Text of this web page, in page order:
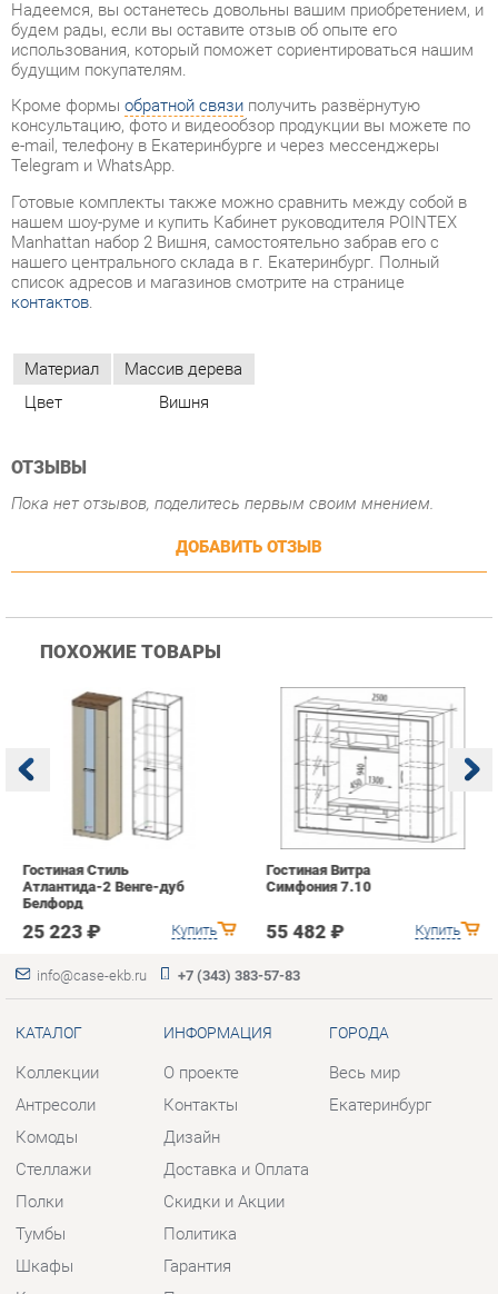
консультацию, фото и видеообзор продукции вы можете по
e-mail, телефону в Екатеринбурге и через мессенджеры
Telegram и WhatsApp.
нашем шоу-руме и купить Кабинет руководителя POINTEX
Manhattan набор 2 Вишня, самостоятельно забрав его с
нашего центрального склада в г. Екатеринбург. Полный
список адресов и магазинов смотрите на странице
Материал
Массив дерева
Цвет
Вишня
Пока нет отзывов, поделитесь первым своим мнением.
ПОХОЖИЕ ТОВАРЫ
Атлантида-2 Венге-дуб
Белфорд
25 223 ₽ Купить
Гостиная Витра
Симфония 7.10
55 482 ₽
info@case-ekb.ru +7 (343) 383-57-83
КАТАЛОГ
Коллекции
Комоды
Тумбы
Шкафы
Комплектующие
ИНФОРМАЦИЯ
О проекте
Дизайн
Скидки и Акции
Политика
Гарантия
Помощь
ГОРОДА
Весь мир
КОНТАКТЫ
Шоурум и склад самовывоза
Адрес: г. Березовский, ул.